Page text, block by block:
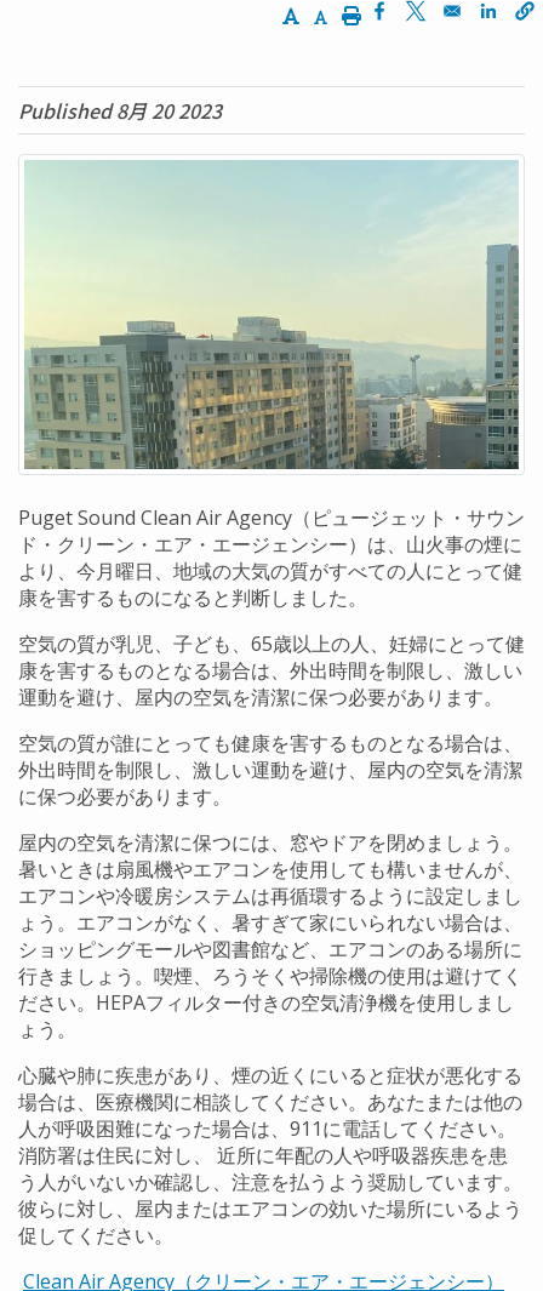
Increase Text Size
Decrease Text Size
PrintOpens in a new
Opens in a
Published 8月 20 2023
Puget Sound Clean Air Agency（ピュージェット・サウン
ド・クリーン・エア・エージェンシー）は、山火事の煙に
より、今月曜日、地域の大気の質がすべての人にとって健
康を害するものになると判断しました。
空気の質が乳児、子ども、65歳以上の人、妊婦にとって健
康を害するものとなる場合は、外出時間を制限し、激しい
運動を避け、屋内の空気を清潔に保つ必要があります。
空気の質が誰にとっても健康を害するものとなる場合は、
外出時間を制限し、激しい運動を避け、屋内の空気を清潔
に保つ必要があります。
屋内の空気を清潔に保つには、窓やドアを閉めましょう。
暑いときは扇風機やエアコンを使用しても構いませんが、
エアコンや冷暖房システムは再循環するように設定しまし
ょう。エアコンがなく、暑すぎて家にいられない場合は、
ショッピングモールや図書館など、エアコンのある場所に
行きましょう。喫煙、ろうそくや掃除機の使用は避けてく
ださい。HEPAフィルター付きの空気清浄機を使用しまし
ょう。
心臓や肺に疾患があり、煙の近くにいると症状が悪化する
場合は、医療機関に相談してください。あなたまたは他の
人が呼吸困難になった場合は、911に電話してください。
消防署は住民に対し、 近所に年配の人や呼吸器疾患を患
う人がいないか確認し、注意を払うよう奨励しています。
彼らに対し、屋内またはエアコンの効いた場所にいるよう
促してください。
Clean Air Agency（クリーン・エア・エージェンシー）